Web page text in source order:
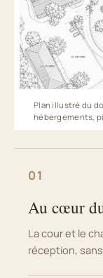
Plan illustré du
hébergements,
01
Au cœur
La cour et le
réception,